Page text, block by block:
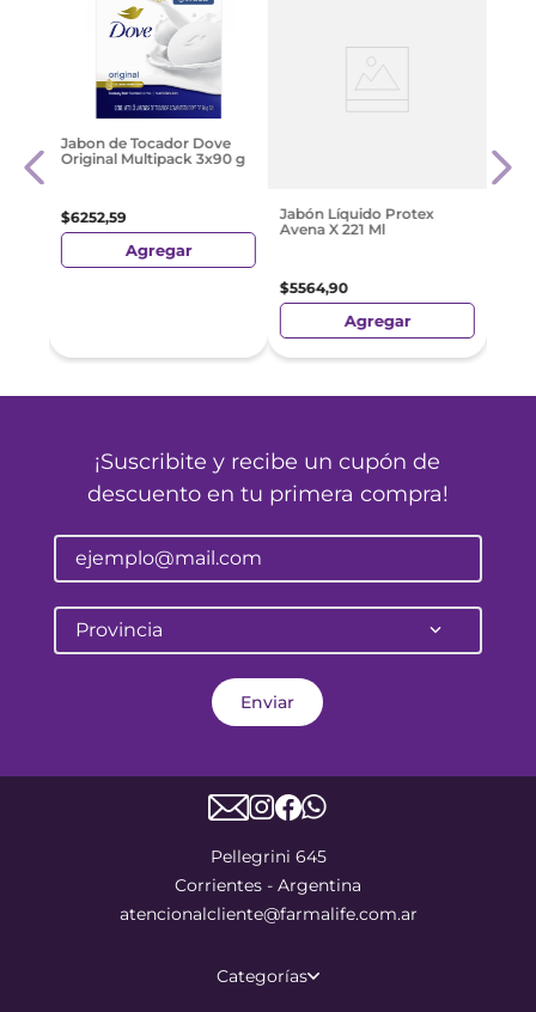
Jabon de Tocador Dove
Original Multipack 3x90 g
$6252,59
Agregar
Jabón Líquido Protex
Avena X 221 Ml
$5564,90
Agregar
¡Suscribite y recibe un cupón de
descuento en tu primera compra!
Provincia
Enviar
Pellegrini 645
Corrientes - Argentina
atencionalcliente@farmalife.com.ar
Categorías